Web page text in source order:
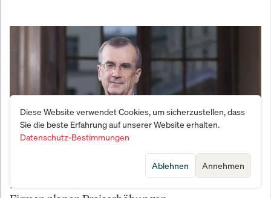
Frankreich-Notenbankchef warnt: 23 Prozent der
Diese Website verwendet Cookies, um sicherzustellen, dass
Sie die beste Erfahrung auf unserer Website erhalten.
Datenschutz-Bestimmungen
Annehmen
Ablehnen